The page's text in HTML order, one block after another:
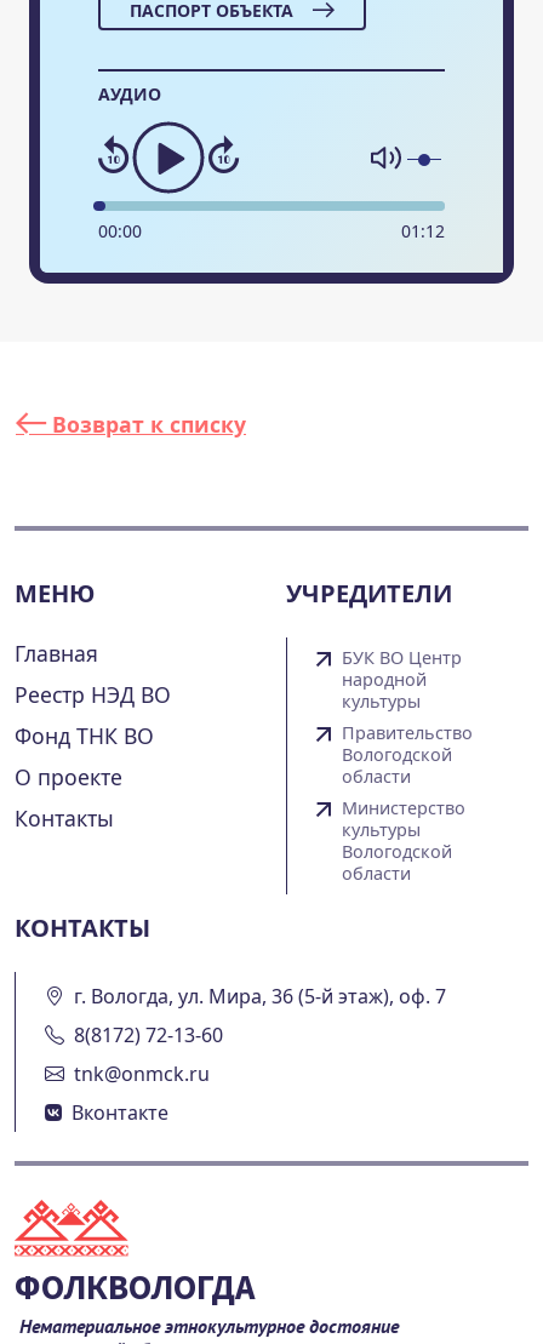
ПАСПОРТ ОБЪЕКТА
АУДИО
00:00 01 :12
Возврат к списку
МЕНЮ
Главная
Реестр НЭД ВО
Фонд ТНК ВО
О проекте
Контакты
УЧРЕДИТЕЛИ
БУК ВО Центр
народной
культуры
Правительство
Вологодской
области
Министерство
культуры
Вологодской
области
КОНТАКТЫ
г. Вологда, ул. Мира, 36 (5-й этаж), оф. 7
8(8172) 72-13-60
tnk@onmck.ru
Вконтакте
ФОЛКВОЛОГДА
Нематериальное этнокультурное достояние